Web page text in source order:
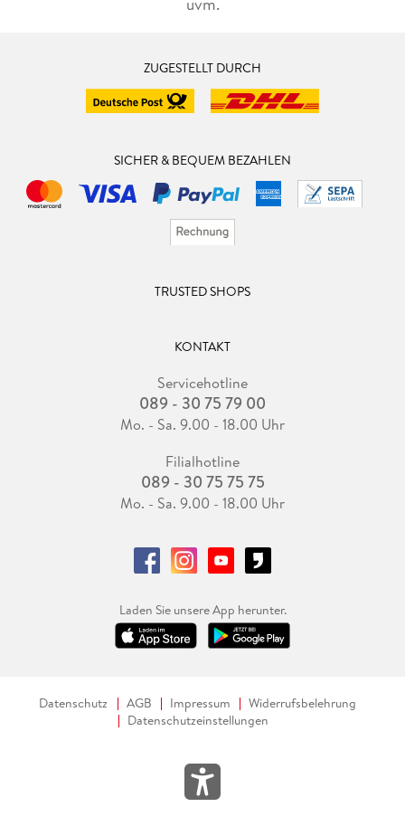
ZUGESTELLT DURCH
SICHER & BEQUEM BEZAHLEN
TRUSTED SHOPS
KONTAKT
Servicehotline
089 - 30 75 79 00
Mo. - Sa. 9.00 - 18.00 Uhr
Filialhotline
089 - 30 75 75 75
Mo. - Sa. 9.00 - 18.00 Uhr
Laden Sie unsere App herunter.
Datenschutz AGB Impressum
Widerrufsbelehrung
Datenschutzeinstellungen